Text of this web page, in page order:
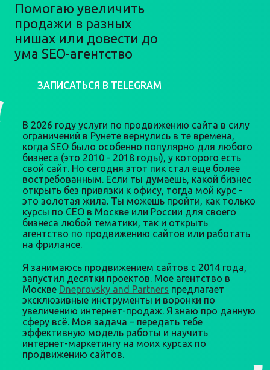
Помогаю увеличить
продажи в разных
нишах или довести до
ума SEO-агентство
ЗАПИСАТЬСЯ В TELEGRAM
В 2026 году услуги по продвижению сайта в силу
ограничений в Рунете вернулись в те времена,
когда SEO было особенно популярно для любого
бизнеса (это 2010 - 2018 годы), у которого есть
свой сайт. Но сегодня этот пик стал еще более
востребованным. Если ты думаешь, какой бизнес
открыть без привязки к офису, тогда мой курс -
это золотая жила. Ты можешь пройти, как только
курсы по СЕО в Москве или России для своего
бизнеса любой тематики, так и открыть
агентство по продвижению сайтов или работать
на фрилансе.
Я занимаюсь продвижением сайтов с 2014 года,
запустил десятки проектов. Мое агентство в
Москве Dneprovsky and Partners предлагает
эксклюзивные инструменты и воронки по
увеличению интернет-продаж. Я знаю про данную
сферу всё. Моя задача – передать тебе
эффективную модель работы и научить
интернет-маркетингу на моих курсах по
продвижению сайтов.